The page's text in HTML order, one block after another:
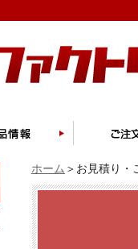
ホーム ＞お見積り・